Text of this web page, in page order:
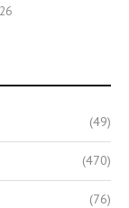
(49)
(470)
(76)